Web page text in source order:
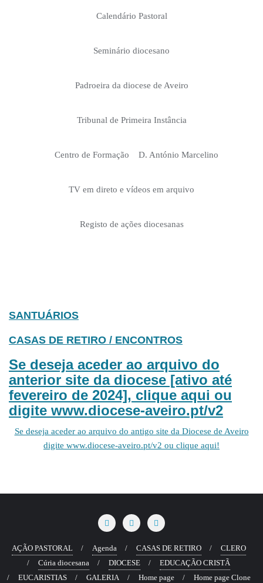
Calendário Pastoral
Seminário diocesano
Padroeira da diocese de Aveiro
Tribunal de Primeira Instância
Centro de Formação D. António Marcelino
TV em direto e vídeos em arquivo
Registo de ações diocesanas
SANTUÁRIOS
CASAS DE RETIRO / ENCONTROS
Se deseja aceder ao arquivo do
anterior site da diocese [ativo até
fevereiro de 2024], clique aqui ou
digite www.diocese-aveiro.pt/v2
Se deseja aceder ao arquivo do antigo site da Diocese de Aveiro
digite www.diocese-aveiro.pt/v2 ou clique aqui!
AÇÃO PASTORAL Agenda CASAS DE RETIRO
CLERO
Cúria diocesana
DIOCESE
EDUCAÇÃO CRISTÃ
EUCARISTIAS
GALERIA Home page Home page Clone